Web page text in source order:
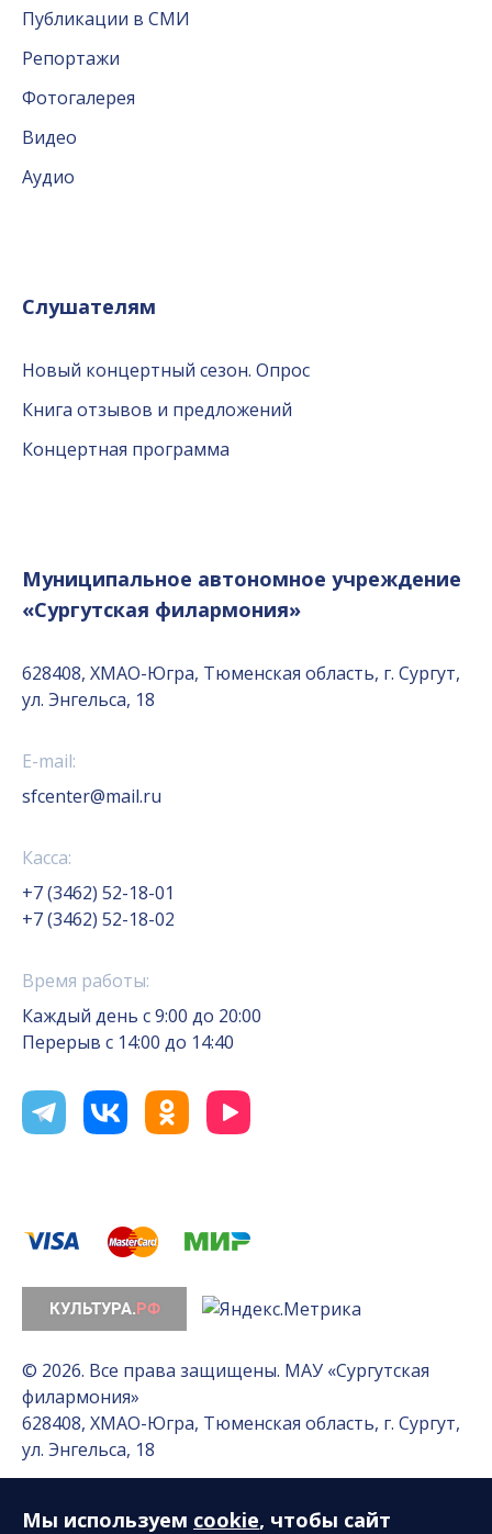
Публикации в СМИ
Репортажи
Фотогалерея
Видео
Аудио
Слушателям
Новый концертный сезон. Опрос
Книга отзывов и предложений
Концертная программа
Муниципальное автономное учреждение
«Сургутская филармония»
628408, ХМАО-Югра, Тюменская область, г. Сургут,
ул. Энгельса, 18
E-mail:
sfcenter@mail.ru
Касса:
+7 (3462) 52-18-01
+7 (3462) 52-18-02
Время работы:
Каждый день с 9:00 до 20:00
Перерыв с 14:00 до 14:40
© 2026. Все права защищены. МАУ «Сургутская
филармония»
628408, ХМАО-Югра, Тюменская область, г. Сургут,
ул. Энгельса, 18
Разработка сайта — Интернет-лаборатория
Мы используем cookie, чтобы сайт